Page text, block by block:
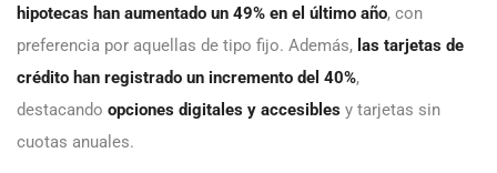
hipotecas han aumentado un 49% en el último año, con
preferencia por aquellas de tipo fijo. Además, las tarjetas de
crédito han registrado un incremento del 40%,
destacando opciones digitales y accesibles y tarjetas sin
cuotas anuales.